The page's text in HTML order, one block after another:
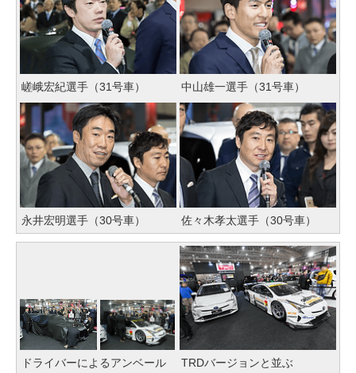
嵯峨宏紀選手（31号車） 中山雄一選手（31号車）
永井宏明選手（30号車） 佐々木孝太選手（30号車）
ドライバーによるアンベール TRDバージョンと並ぶ